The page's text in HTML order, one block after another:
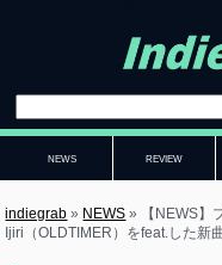
NEWS REVIEW
indiegrab » NEWS »
【NEWS
Ijiri（OLDTIMER）をfeat.した新